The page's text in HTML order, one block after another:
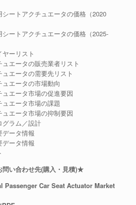
シートアクチュエータの価格（2020
シートアクチュエータの価格（2025-
ヤーリスト
エータの販売業者リスト
エータの需要先リスト
ュエータの市場動向
ュエータ市場の促進要因
ュエータ市場の課題
ュエータ市場の抑制要因
グラム／設計
データ情報
データ情報
い合わせ先(購入・見積)★
Passenger Car Seat Actuator Market